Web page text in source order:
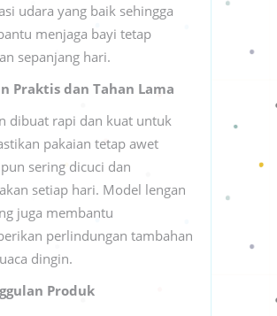
udara yang baik sehingga
menjaga bayi tetap
sepanjang hari.
Praktis dan Tahan Lama
dibuat rapi dan kuat untuk
pakaian tetap awet
sering dicuci dan
setiap hari. Model lengan
juga membantu
perlindungan tambahan
dingin.
Produk